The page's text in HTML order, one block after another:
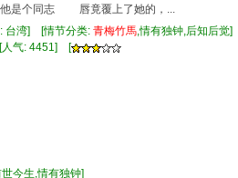
他是个同志 唇竟覆上了她的，...
: 台湾] [情节分类: 青梅竹馬,情有独钟,后知后觉]
人气: 4451] [
世今生,情有独钟]